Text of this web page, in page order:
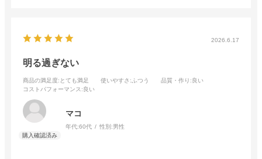
2026.6.17
明る過ぎない
商品の満足度:とても満足 使いやすさ :ふつう 品質・作り :良い
コストパフォーマンス :良い
マコ
年代:60代 性別:男性